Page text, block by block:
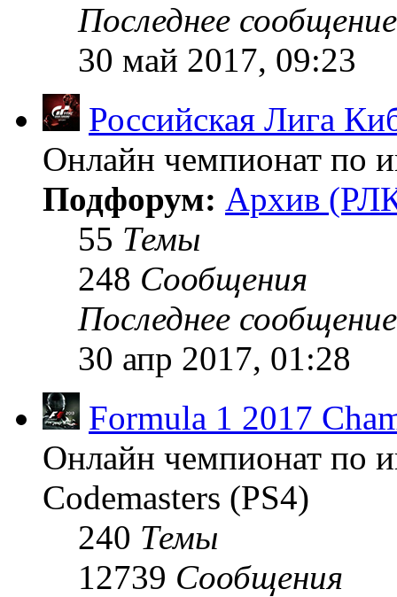
Последнее сообщение
30 май 2017, 09:23
Российская Лига
Онлайн чемпионат по
Подфорум: Архив
55 Темы
248 Сообщения
Последнее сообщение
30 апр 2017, 01:28
Formula 1 2017
Онлайн чемпионат по
Codemasters (PS4)
240 Темы
12739 Сообщения